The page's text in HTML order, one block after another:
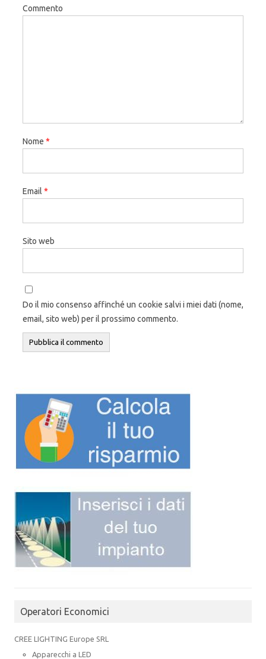
Commento
Nome *
Email *
Sito web
Do il mio consenso affinché un cookie salvi i miei dati (nome,
email, sito web) per il prossimo commento.
Operatori Economici
CREE LIGHTING Europe SRL
Apparecchi a LED